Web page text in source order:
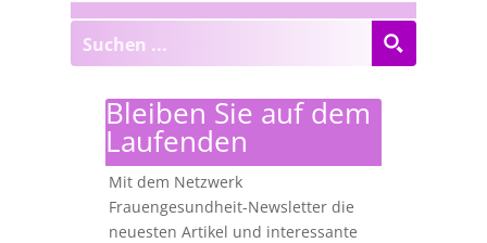
Bleiben Sie auf dem
Laufenden
Mit dem Netzwerk
Frauengesundheit-Newsletter die
neuesten Artikel und interessante